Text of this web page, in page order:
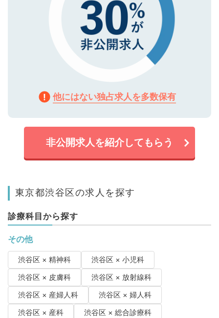
他にはない独占求人を多数保有
非公開求人を紹介してもらう
東京都渋谷区の求人を探す
診療科目から探す
その他
渋谷区 × 精神科
渋谷区 × 小児科
渋谷区 × 皮膚科
渋谷区 × 放射線科
渋谷区 × 産婦人科
渋谷区 × 婦人科
渋谷区 × 産科
渋谷区 × 総合診療科